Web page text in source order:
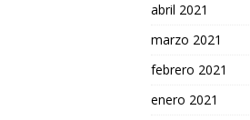
abril 2021
marzo 2021
febrero 2021
enero 2021